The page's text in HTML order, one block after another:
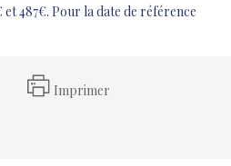
487€. Pour la date de référence
Imprimer